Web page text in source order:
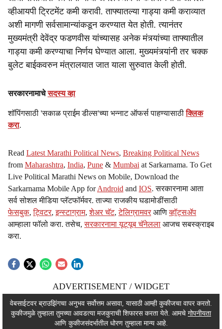
व्हीआयपी ट्रिटमेंट कमी करावी. ताफ्यातल्या गाड्या कमी कराव्यात
अशी मागणी सर्वसामान्यांकडून करण्यात येत होती. त्यानंतर
मुख्यमंत्री देवेंद्र फडणवीस यांच्यासह अनेक मंत्र्यांच्या ताफ्यातील
गाड्या कमी करण्याचा निर्णय घेण्यात आला. मुख्यमंत्र्यांनी तर चक्क
बुलेट बाईकवरुन मंत्रालयात जात याला सुरुवात केली होती.
सरकारनामाचेसदस्य व्हा
शॉपिंगसाठी 'सकाळ प्राईम डील्स'च्या भन्नाट ऑफर्स पाहण्यासाठीक्लिक
करा.
Read Latest Marathi Political News, Breaking Political News
from Maharashtra, India, Pune & Mumbai at Sarkarnama. To Get
Live Political Marathi News on Mobile, Download the
Sarkarnama Mobile App forAndroid and IOS. सरकारनामा आता
सर्व सोशल मीडिया प्लॅटफॉर्मवर. ताज्या राजकीय घडामोडींसाठी
फेसबुक,ट्विटर,इन्स्टाग्राम,शेअर चॅट,टेलिग्रामवर आणिव्हॉट्सॲप
आम्हाला फॉलो करा. तसेच,सरकारनामा यूट्यूब चॅनेलला आजच सबस्क्राइब
करा.
ADVERTISEMENT / WIDGET
ADVERTISEMENT / WIDGET
ADVERTISEMENT / WIDGET
वेबसाईटवर ब्राउझिंगचा अनुभव सर्वोत्तम असावा, यासाठी आम्ही कुकीजचा वापर करतो.
कुकीजमुळे तुम्हाला तुमच्या आवडत्या मजकुराची शिफारस करता येते. आमचे गोपनीयता
आणि कुकीजसंदर्भातील धोरण तुम्हाला मान्य आहे.